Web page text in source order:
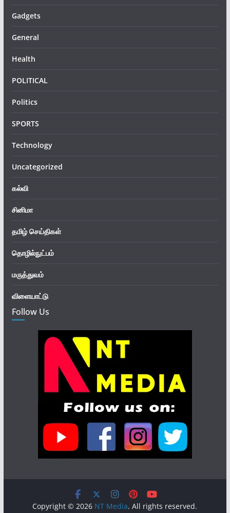
Gadgets
General
Health
POLITICAL
Politics
SPORTS
Technology
Uncategorized
கல்வி
சினிமா
தமிழ் செய்திகள்
தொழில்நுட்பம்
மருத்துவம்
விளையாட்டு
Follow Us
Copyright © 2026 NT Media. All rights reserved.